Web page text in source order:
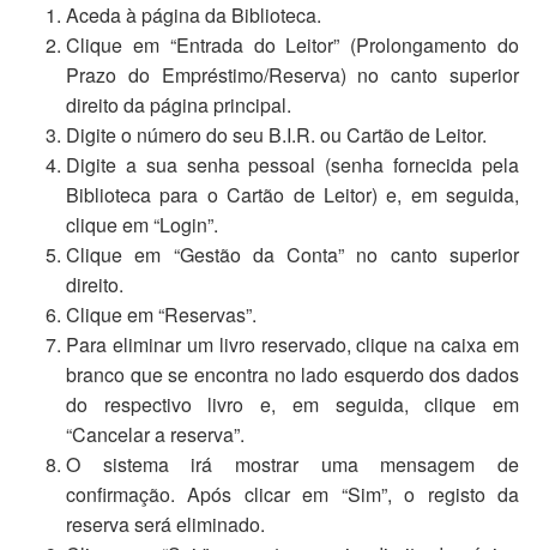
Aceda à página da Biblioteca.
Clique em “Entrada do Leitor” (Prolongamento do
Prazo do Empréstimo/Reserva) no canto superior
direito da página principal.
Digite o número do seu B.I.R. ou Cartão de Leitor.
Digite a sua senha pessoal (senha fornecida pela
Biblioteca para o Cartão de Leitor) e, em seguida,
clique em “Login”.
Clique em “Gestão da Conta” no canto superior
direito.
Clique em “Reservas”.
Para eliminar um livro reservado, clique na caixa em
branco que se encontra no lado esquerdo dos dados
do respectivo livro e, em seguida, clique em
“Cancelar a reserva”.
O sistema irá mostrar uma mensagem de
confirmação. Após clicar em “Sim”, o registo da
reserva será eliminado.